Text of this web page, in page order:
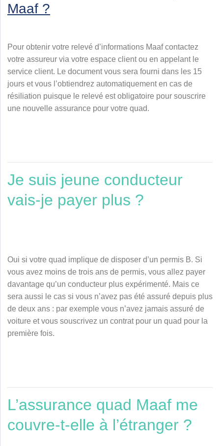
Maaf ?
Pour obtenir votre relevé d’informations Maaf contactez
votre assureur via votre espace client ou en appelant le
service client. Le document vous sera fourni dans les 15
jours et vous l’obtiendrez automatiquement en cas de
résiliation puisque le relevé est obligatoire pour souscrire
une nouvelle assurance pour votre quad.
Je suis jeune conducteur
vais-je payer plus ?
Oui si votre quad implique de disposer d’un permis B. Si
vous avez moins de trois ans de permis, vous allez payer
davantage qu’un conducteur plus expérimenté. Mais ce
sera aussi le cas si vous n’avez pas été assuré depuis plus
de deux ans : par exemple vous n’avez jamais assuré de
voiture et vous souscrivez un contrat pour un quad pour la
première fois.
L’assurance quad Maaf me
couvre-t-elle à l’étranger ?